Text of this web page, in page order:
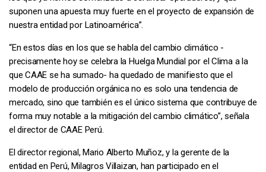
suponen una apuesta muy fuerte en el proyecto de expansión de
nuestra entidad por Latinoamérica”.
“En estos días en los que se habla del cambio climático -
precisamente hoy se celebra la Huelga Mundial por el Clima a la
que CAAE se ha sumado- ha quedado de manifiesto que el
modelo de producción orgánica no es solo una tendencia de
mercado, sino que también es el único sistema que contribuye de
forma muy notable a la mitigación del cambio climático”, señala
el director de CAAE Perú.
El director regional, Mario Alberto Muñoz, y la gerente de la
entidad en Perú, Milagros Villaizan, han participado en el